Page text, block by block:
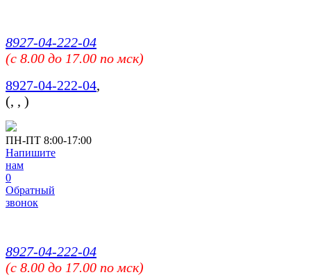
8927-04-222-04
(c 8.00 до 17.00 по мск)
8927-04-222-04,
(, , )
ПН-ПТ 8:00-17:00
Напишите
нам
0
Обратный
звонок
8927-04-222-04
(c 8.00 до 17.00 по мск)